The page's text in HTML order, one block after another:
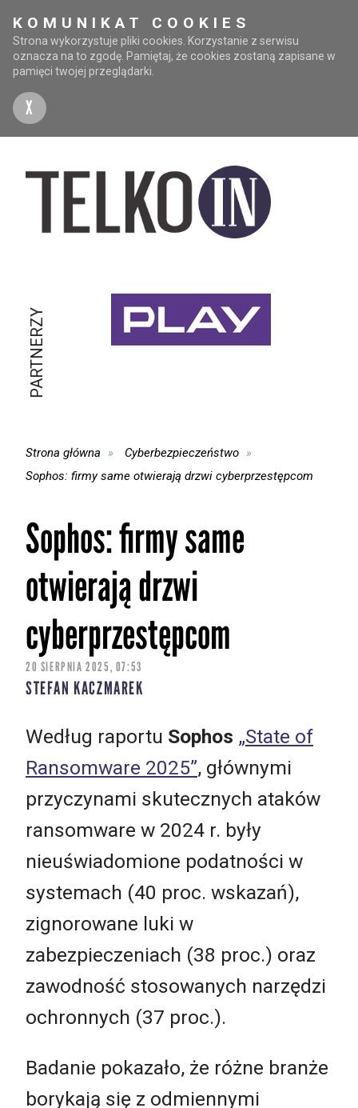
KOMUNIKAT COOKIES
Strona wykorzystuje pliki cookies. Korzystanie z serwisu
oznacza na to zgodę. Pamiętaj, że cookies zostaną zapisane w
pamięci twojej przeglądarki.
X
PARTNERZY
Strona główna
Cyberbezpieczeństwo
Sophos: firmy same otwierają drzwi cyberprzestępcom
Sophos: firmy same
otwierają drzwi
cyberprzestępcom
20 SIERPNIA 2025, 07:53
STEFAN KACZMAREK
Według raportu Sophos „State of
Ransomware 2025”, głównymi
przyczynami skutecznych ataków
ransomware w 2024 r. były
nieuświadomione podatności w
systemach (40 proc. wskazań),
zignorowane luki w
zabezpieczeniach (38 proc.) oraz
zawodność stosowanych narzędzi
ochronnych (37 proc.).
Badanie pokazało, że różne branże
borykają się z odmiennymi